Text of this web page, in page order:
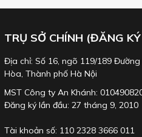
TRỤ SỞ CHÍNH (ĐĂNG
Địa chỉ: Số 16, ngõ 119/189
Hòa, Thành phố Hà Nội
MST Công ty An Khánh:
Đăng ký lần đầu: 27 tháng 9, 2010
Tài khoản số: 110 2328 3666 011